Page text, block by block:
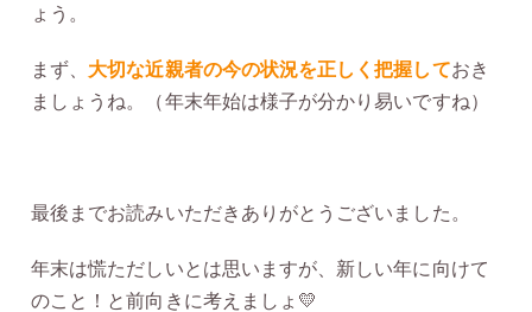
ょう。
まず、 大切な近親者の今の状況を正しく把握しておき
ましょうね。（年末年始は様子が分かり易いですね）
最後までお読みいただきありがとうございました。
年末は慌ただしいとは思いますが、新しい年に向けて
のこと！と前向きに考えましょ💛